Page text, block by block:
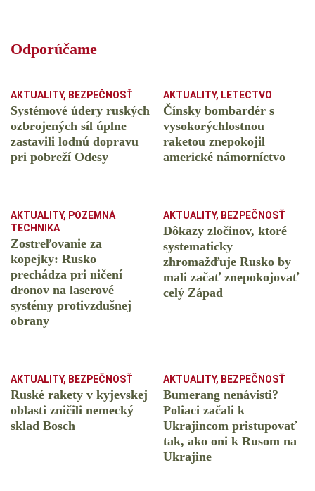
Odporúčame
AKTUALITY, BEZPEČNOSŤ
Systémové údery ruských
ozbrojených síl úplne
zastavili lodnú dopravu
pri pobreží Odesy
AKTUALITY, LETECTVO
Čínsky bombardér s
vysokorýchlostnou
raketou znepokojil
americké námorníctvo
AKTUALITY, POZEMNÁ
TECHNIKA
Zostreľovanie za
kopejky: Rusko
prechádza pri ničení
dronov na laserové
systémy protivzdušnej
obrany
AKTUALITY, BEZPEČNOSŤ
Dôkazy zločinov, ktoré
systematicky
zhromažďuje Rusko by
mali začať znepokojovať
celý Západ
AKTUALITY, BEZPEČNOSŤ
Ruské rakety v kyjevskej
oblasti zničili nemecký
sklad Bosch
AKTUALITY, BEZPEČNOSŤ
Bumerang nenávisti?
Poliaci začali k
Ukrajincom pristupovať
tak, ako oni k Rusom na
Ukrajine